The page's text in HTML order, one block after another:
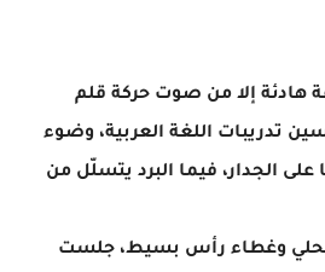
هادئة إلا من صوت حركة قلم
تدريبات اللغة العربية، وضوء
على الجدار، فيما البرد يتسلّل من
وغطاء رأس بسيط، جلست